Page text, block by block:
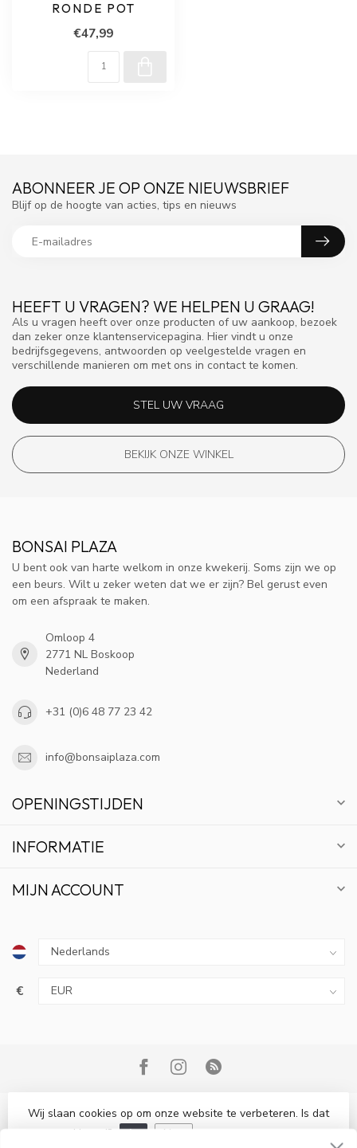
RONDE POT
€47,99
HEEFT U VRAGEN? WE HELPEN U GRAAG!
Als u vragen heeft over onze producten of uw aankoop, bezoek
dan zeker onze klantenservicepagina. Hier vindt u onze
bedrijfsgegevens, antwoorden op veelgestelde vragen en
verschillende manieren om met ons in contact te komen.
STEL UW VRAAG
BEKIJK ONZE WINKEL
ABONNEER JE OP ONZE NIEUWSBRIEF
Blijf op de hoogte van acties, tips en nieuws
BONSAI PLAZA
U bent ook van harte welkom in onze kwekerij. Soms zijn we op
een beurs. Wilt u zeker weten dat we er zijn? Bel gerust even
om een afspraak te maken.
Omloop 4
2771 NL Boskoop
Nederland
+31 (0)6 48 77 23 42
info@bonsaiplaza.com
OPENINGSTIJDEN
INFORMATIE
MIJN ACCOUNT
€
© Copyright 2026 Bonsai Plaza
Wij slaan cookies op om onze website te verbeteren. Is dat
akkoord?
Ja Nee
ABONNEER OP ONZE NIEUWSBRIEF EN BLIJF OP
DE HOOGTE VAN ACTIES EN NIEUWS.